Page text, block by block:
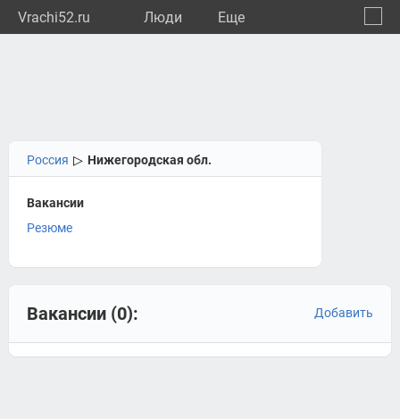
Vrachi52.ru Люди Eще
Россия ▷ Нижегородская обл.
Вакансии
Резюме
Вакансии (0): Добавить